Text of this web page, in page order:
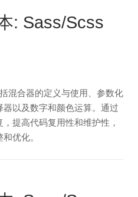
: Sass/Scss
混合器的定义与使用、参数化
以及数字和颜色运算。通过
提高代码复用性和维护性，
优化。